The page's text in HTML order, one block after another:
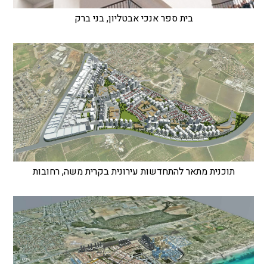
בית ספר אנכי אבטליון, בני ברק
תוכנית מתאר להתחדשות עירונית בקרית משה, רחובות